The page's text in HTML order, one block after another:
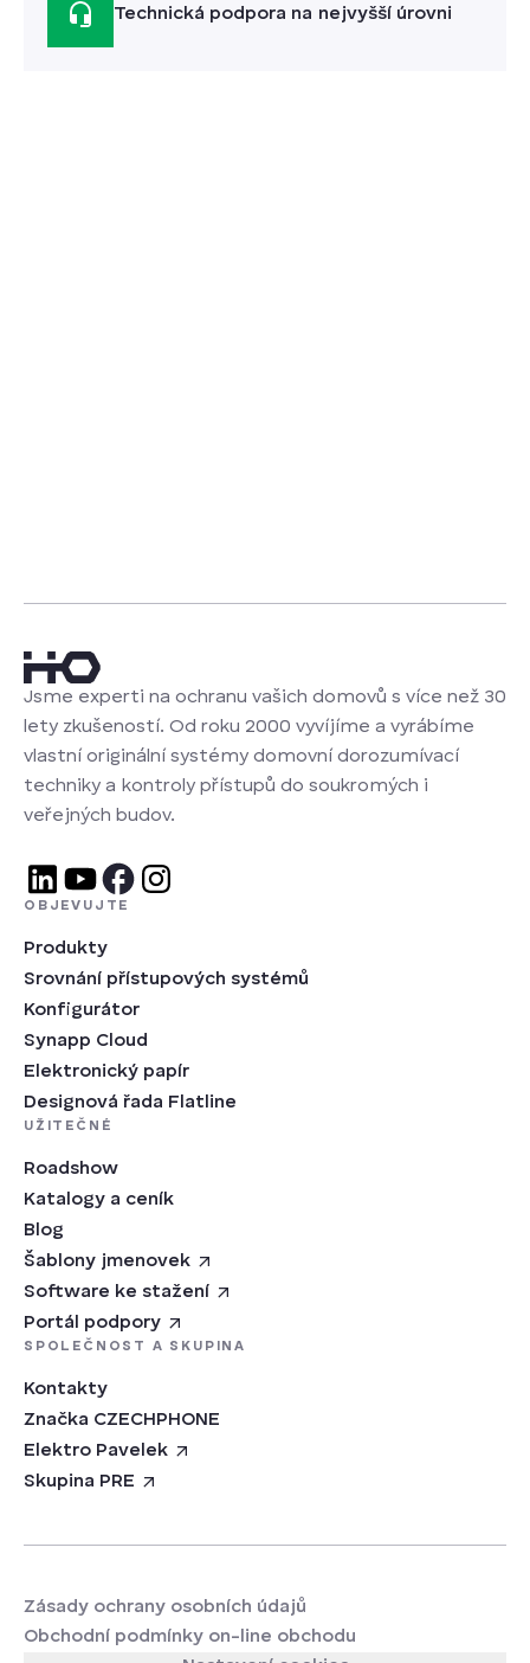
Technická podpora na nejvyšší úrovni
Jsme experti na ochranu vašich domovů s více než 30
lety zkušeností. Od roku 2000 vyvíjíme a vyrábíme
vlastní originální systémy domovní dorozumívací
techniky a kontroly přístupů do soukromých i
veřejných budov.
OBJEVUJTE
Produkty
Srovnání přístupových systémů
Konfigurátor
Synapp Cloud
Elektronický papír
Designová řada Flatline
UŽITEČNÉ
Roadshow
Katalogy a ceník
Blog
Šablony jmenovek
Software ke stažení
Portál podpory
SPOLEČNOST A SKUPINA
Kontakty
Značka CZECHPHONE
Elektro Pavelek
Skupina PRE
Zásady ochrany osobních údajů
Obchodní podmínky on-line obchodu